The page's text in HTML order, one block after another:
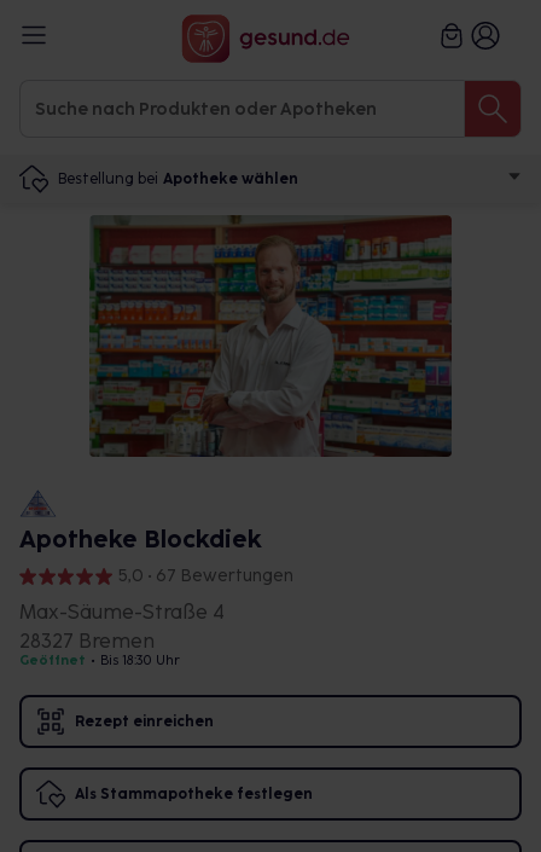
Bestellung bei Apotheke wählen
Apotheke Blockdiek
5,0 • 67 Bewertungen
Max-Säume-Straße 4
28327 Bremen
Geöffnet • Bis 18:30 Uhr
Rezept einreichen
Als Stammapotheke festlegen